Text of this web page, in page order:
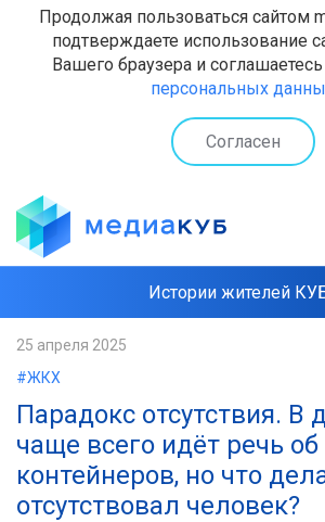
Продолжая пользоваться сайтом
подтверждаете использование
Вашего браузера и
персональных
Согласен
Истории жителей
25 апреля 2025
#ЖКХ
Парадокс отсутствия. В
чаще всего идёт речь об
контейнеров, но что
отсутствовал человек?